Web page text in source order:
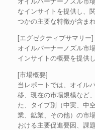
なインサイトを提供し、
つかの主要な特徴が含ま
[エグゼクティブサマリー]
オイルバーナーノズル市
インサイトの概要を提供
[市場概要]
当レポートでは、オイル
移、現在の市場規模など
た、タイプ別（中実、中
業、鉱業、その他）の市
おける主要促進要因、課